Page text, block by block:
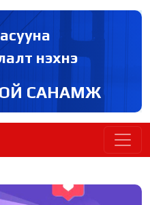
нэхнэ
ОЙ САНАМЖ